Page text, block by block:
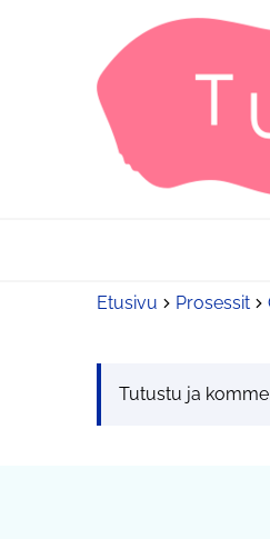
Etusivu Prosessit
Tutustu ja